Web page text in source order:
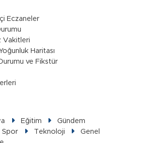
Eczaneler
Vakitleri
Haritası
ve Fikstür
Eğitim
Gündem
Spor Teknoloji
Genel